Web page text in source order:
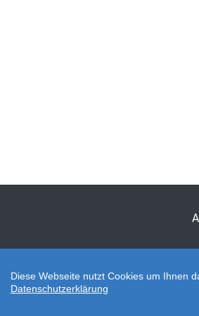
Diese Webseite nutzt Cookies um Ihnen
Datenschutzerklärung